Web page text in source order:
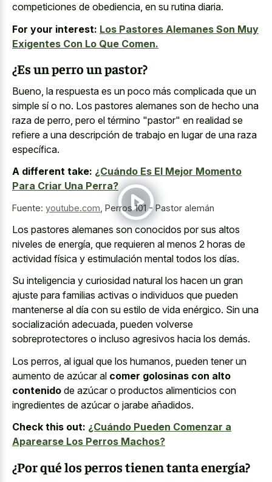
competiciones de obediencia, en su rutina diaria.
For your interest: Los Pastores Alemanes Son Muy
Exigentes Con Lo Que Comen.
¿Es un perro un pastor?
Bueno, la respuesta es un poco más complicada que un
simple sí o no. Los pastores alemanes son de hecho una
raza de perro, pero el término "pastor" en realidad se
refiere a una descripción de trabajo en lugar de una raza
específica.
A different take: ¿Cuándo Es El Mejor Momento
Para Criar Una Perra?
Fuente: youtube.com Perros 101 - Pastor alemán
Los pastores alemanes son conocidos por sus altos
niveles de energía, que requieren al menos 2 horas de
actividad física y estimulación mental todos los días.
Su inteligencia y curiosidad natural los hacen un gran
ajuste para familias activas o individuos que pueden
mantenerse al día con su estilo de vida enérgico. Sin una
socialización adecuada, pueden volverse
sobreprotectores o incluso agresivos hacia los demás.
Los perros, al igual que los humanos, pueden tener un
aumento de azúcar al comer golosinas con alto
contenido de azúcar o productos alimenticios con
ingredientes de azúcar o jarabe añadidos.
Check this out: ¿Cuándo Pueden Comenzar a
Aparearse Los Perros Machos?
¿Por qué los perros tienen tanta energía?